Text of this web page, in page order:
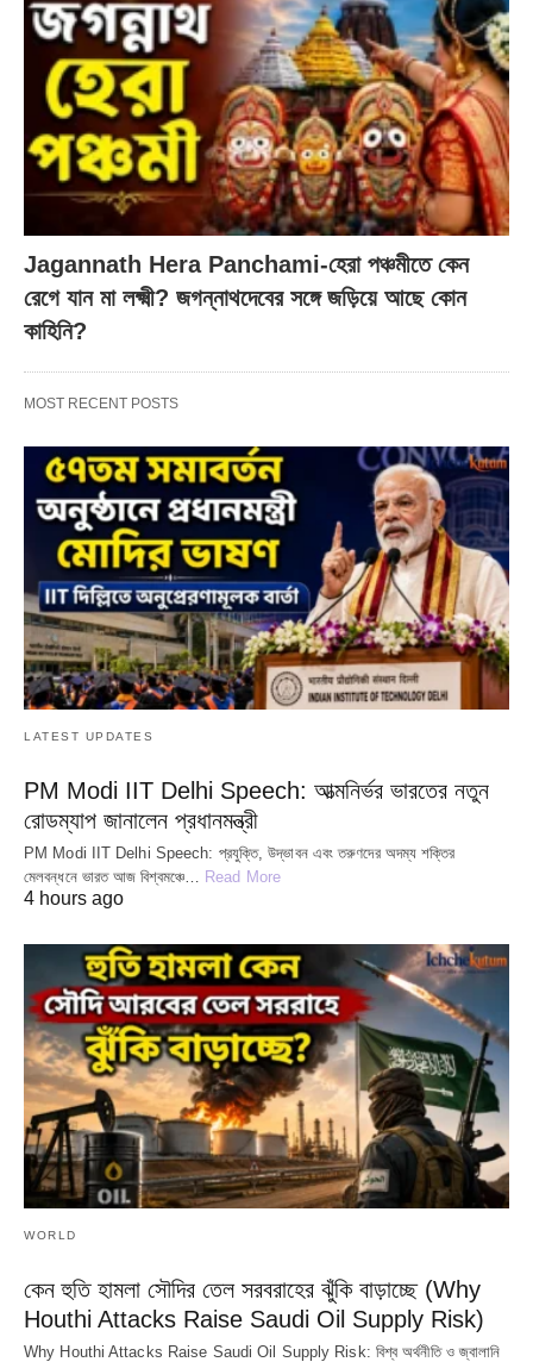
Jagannath Hera Panchami-হেরা পঞ্চমীতে কেন
রেগে যান মা লক্ষ্মী? জগন্নাথদেবের সঙ্গে জড়িয়ে আছে কোন
কাহিনি?
MOST RECENT POSTS
LATEST UPDATES
PM Modi IIT Delhi Speech: আত্মনির্ভর ভারতের নতুন
রোডম্যাপ জানালেন প্রধানমন্ত্রী
PM Modi IIT Delhi Speech: প্রযুক্তি, উদ্ভাবন এবং তরুণদের অদম্য শক্তির
মেলবন্ধনে ভারত আজ বিশ্বমঞ্চে… Read More
4 hours ago
WORLD
কেন হুতি হামলা সৌদির তেল সরবরাহের ঝুঁকি বাড়াচ্ছে (Why
Houthi Attacks Raise Saudi Oil Supply Risk)
Why Houthi Attacks Raise Saudi Oil Supply Risk: বিশ্ব অর্থনীতি ও জ্বালানি